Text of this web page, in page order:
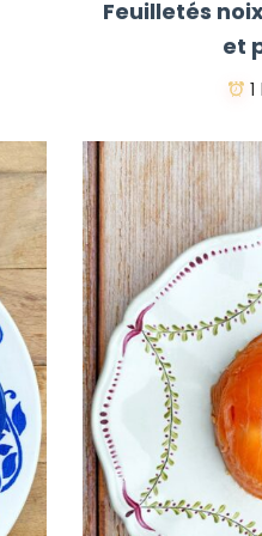
Feuilletés
et